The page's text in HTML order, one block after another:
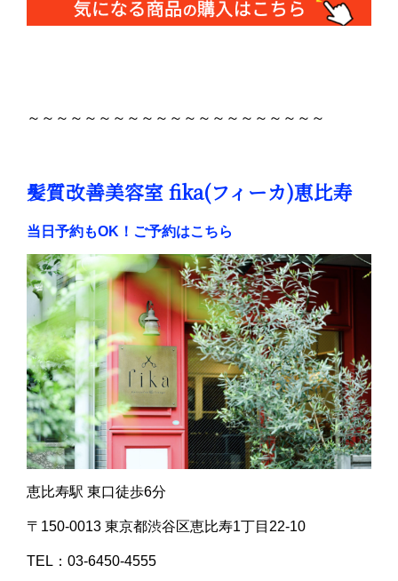
～～～～～～～～～～～～～～～～～～～～～
髪質改善美容室 fika(フィーカ)恵比寿
当日予約もOK！ご予約はこちら
恵比寿駅 東口徒歩6分
〒150-0013 東京都渋谷区恵比寿1丁目22-10
TEL：03-6450-4555